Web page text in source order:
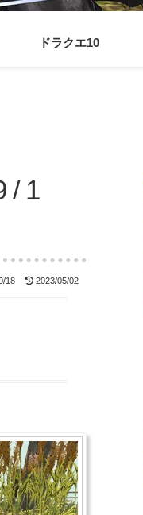
ドラクエ10
1
18 2023/05/02